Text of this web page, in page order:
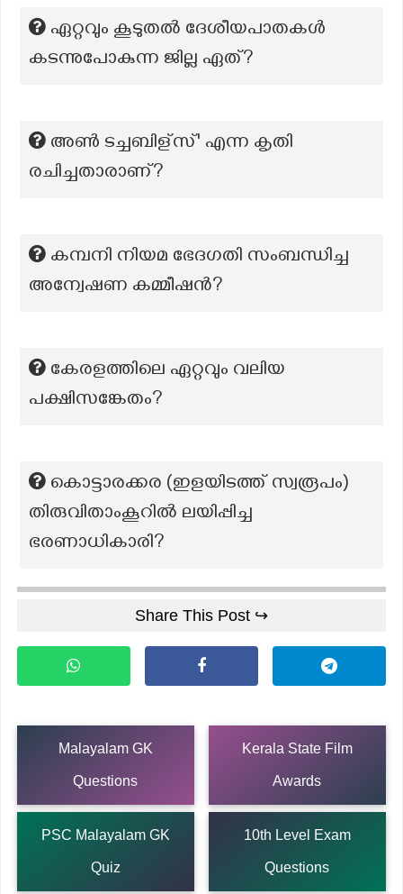
ഏറ്റവും കൂടുതൽ ദേശീയപാതകൾ
കടന്നുപോകുന്ന ജില്ല ഏത്?
അൺ ടച്ചബിള്സ്' എന്ന കൃതി
രചിച്ചതാരാണ്?
കമ്പനി നിയമ ഭേദഗതി സംബന്ധിച്ച
അന്വേഷണ കമ്മീഷന്‍?
കേരളത്തിലെ ഏറ്റവും വലിയ
പക്ഷിസങ്കേതം?
കൊട്ടാരക്കര (ഇളയിടത്ത് സ്വരൂപം)
തിരുവിതാംകൂറിൽ ലയിപ്പിച്ച
ഭരണാധികാരി?
Share This Post ↪
Malayalam GK
Questions
Kerala State Film
Awards
PSC Malayalam GK
Quiz
10th Level Exam
Questions